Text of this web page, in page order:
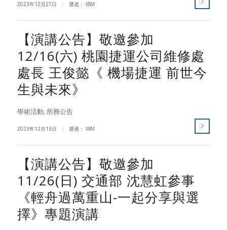
2023年12月27日 / 通過： IBM
【演講公告】敬邀參加
12/16(六) 桃園捷運公司維修處
處長 王俊懿《 機場捷運 前世今
生與未來》
學術活動, 所務公告
2023年12月13日 / 通過： IBM
【演講公告】敬邀參加
11/26(日) 交通部 沈慧虹參事
《輕舟過萬重山-一起分享與選
擇》專題演講